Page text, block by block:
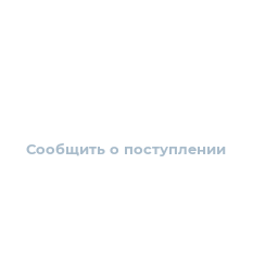
Сообщить о поступлении